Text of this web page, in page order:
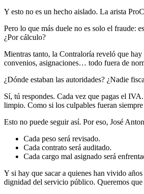
Y esto no es un hecho aislado. La arista
Pero lo que más duele no es solo el fraude:
¿Por cálculo?
Mientras tanto, la Contraloría reveló que hay
convenios, asignaciones… todo fuera de
¿Dónde estaban las autoridades? ¿Nadie
Sí, tú respondes. Cada vez que pagas el
limpio. Como si los culpables fueran
Esto no puede seguir así. Por eso, José
Cada peso será revisado.
Cada contrato será auditado.
Cada cargo mal asignado será
Y si hay que sacar a quienes han vivido
dignidad del servicio público. Queremos